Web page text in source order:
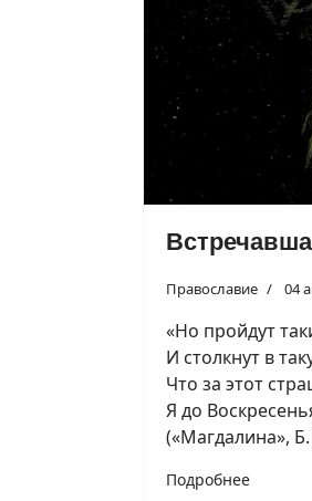
Православие 04
«Но пройдут
И столкнут в
Что за этот
Я до
(«Магдалина»,
Подробнее